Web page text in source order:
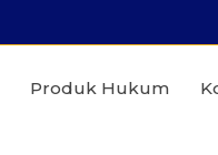
Produk Hukum